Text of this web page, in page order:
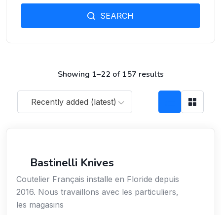
Showing 1–22 of 157 results
Recently added (latest)
Bastinelli Knives
Coutelier Français installe en Floride depuis
2016. Nous travaillons avec les particuliers,
les magasins
SEARCH